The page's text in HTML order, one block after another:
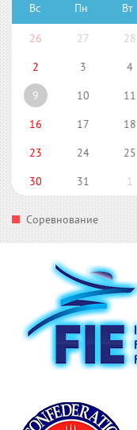
Вс Пн Вт
26 27 28
2
3 4
9
10 11
16
17 18
23
24 25
30
31 1
Соревнование